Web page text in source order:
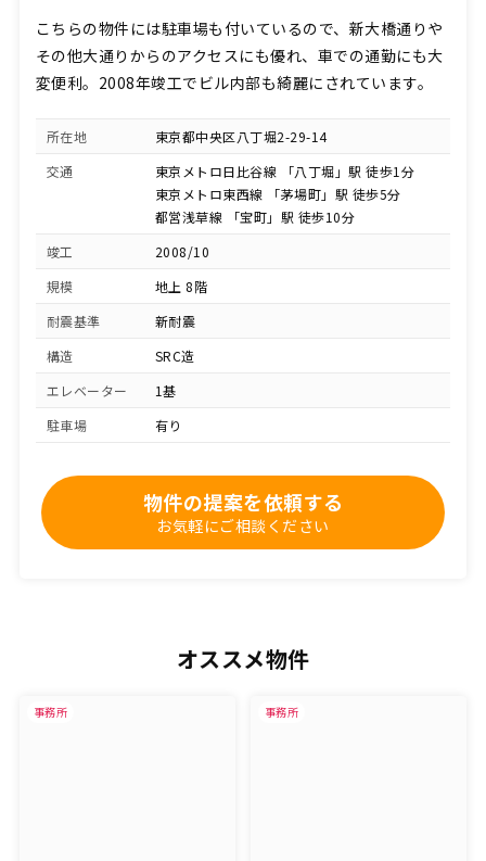
こちらの物件には駐車場も付いているので、新大橋通りや
その他大通りからのアクセスにも優れ、車での通勤にも大
変便利。2008年竣工でビル内部も綺麗にされています。
所在地
東京都中央区八丁堀2-29-14
交通
東京メトロ日比谷線 「八丁堀」駅 徒歩1分
東京メトロ東西線 「茅場町」駅 徒歩5分
都営浅草線 「宝町」駅 徒歩10分
竣工
2008/10
規模
地上 8階
耐震基準
新耐震
構造
SRC造
エレベーター
1基
駐車場
有り
物件の提案を依頼する
お気軽にご相談ください
オススメ物件
事務所 事務所